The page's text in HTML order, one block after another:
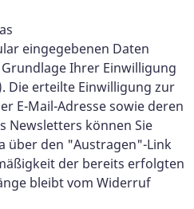
eingegebenen Daten
Ihrer Einwilligung
Die erteilte Einwilligung zur
E-Mail-Adresse sowie deren
Newsletters können Sie
über den "Austragen"-Link
der bereits erfolgten
bleibt vom Widerruf